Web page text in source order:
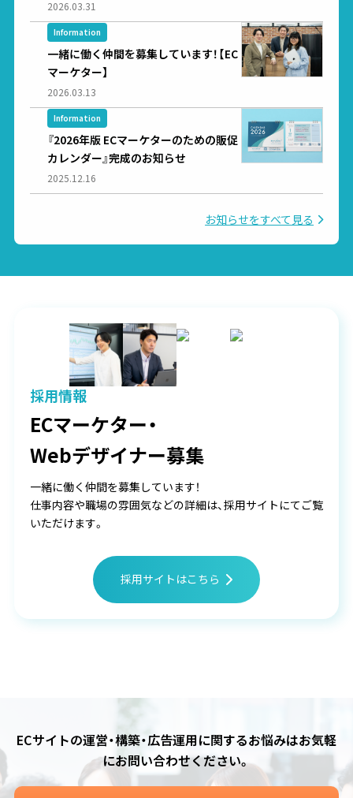
2026.03.31
Information
一緒に働く仲間を募集しています！【EC
マーケター】
2026.03.13
Information
『2026年版 ECマーケターのための販促
カレンダー』完成のお知らせ
2025.12.16
お知らせをすべて見る
採用情報
ECマーケター・
Webデザイナー募集
一緒に働く仲間を募集しています！
仕事内容や職場の雰囲気などの詳細は、採用サイトにてご覧
いただけます。
採用サイトはこちら
ECサイトの運営・構築・広告運用に関するお悩みはお気軽
にお問い合わせください。